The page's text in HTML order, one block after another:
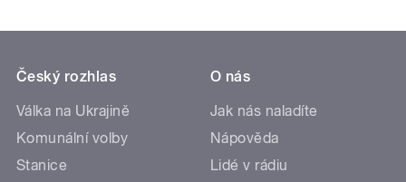
Český rozhlas
Válka na Ukrajině
Komunální volby
Stanice
O nás
Jak nás naladíte
Nápověda
Lidé v rádiu